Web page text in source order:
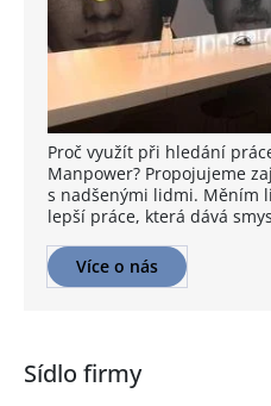
Proč využít při hledání
Manpower? Propojujeme
s nadšenými lidmi. Měním
lepší práce, která dává
Více o nás
Sídlo firmy